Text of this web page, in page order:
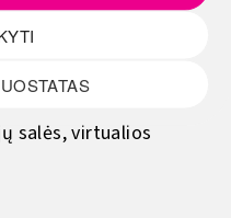
salės, virtualios